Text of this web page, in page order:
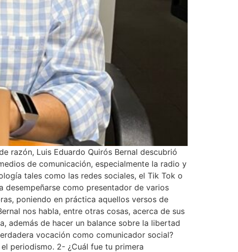
razón, Luis Eduardo Quirós Bernal descubrió
de comunicación, especialmente la radio y
tales como las redes sociales, el Tik Tok o
como presentador de varios
poniendo en práctica aquellos versos de
nos habla, entre otras cosas, acerca de sus
además de hacer un balance sobre la libertad
vocación como comunicador social?
periodismo. 2- ¿Cuál fue tu primera